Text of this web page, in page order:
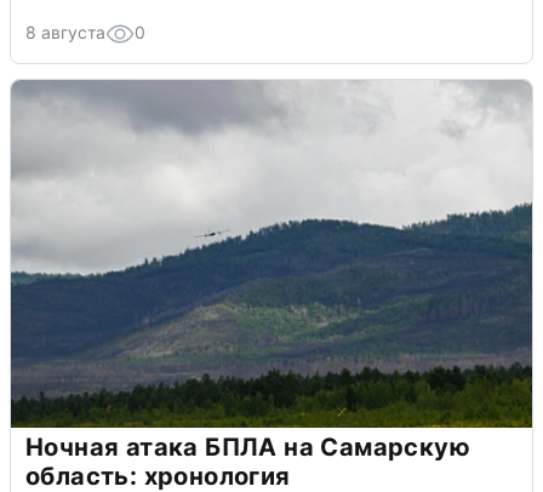
8 августа 0
Ночная атака БПЛА на Самарскую
область: хронология